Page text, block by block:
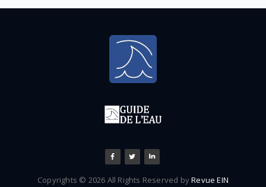
Copyrights © 2026 All Rights Reserved byRevue EIN